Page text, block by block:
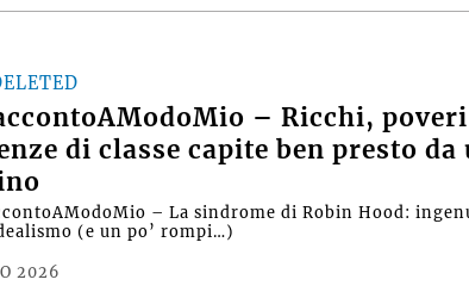
– Ricchi, poveri
di classe capite ben presto da
2026
– La sindrome di Robin Hood:
(e un po’ rompi…)